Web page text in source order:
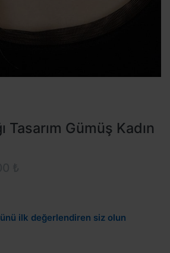
Tasarım Gümüş Kadın
ilk değerlendiren siz olun